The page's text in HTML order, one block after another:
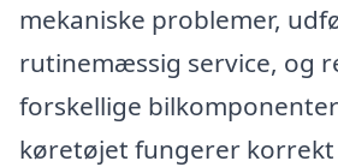
mekaniske problemer,
rutinemæssig service, og
forskellige
køretøjet fungerer korrekt